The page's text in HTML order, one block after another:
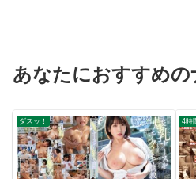
あなたにおすすめの
ダスッ！ 4時